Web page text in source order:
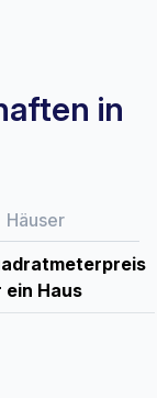
in
Häuser
ein Haus